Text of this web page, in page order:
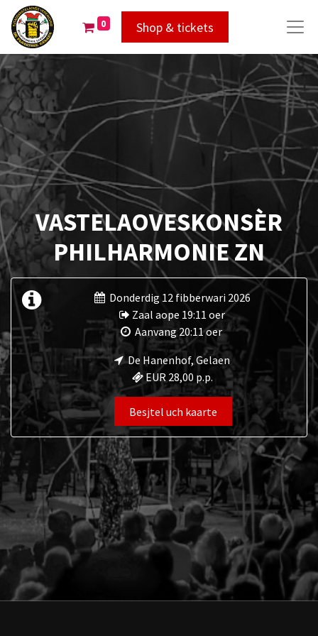
0 Shop & tickets
VASTELAOVESKONSÈR
PHILHARMONIE ZN
Donderdig 12 fibberwari 2026
Zaal aope 19:11 oer
Aanvang 20:11 oer​
De Hanenhof, Gelaen
EUR 28,00 p.p.
Besjtel uch kaarte